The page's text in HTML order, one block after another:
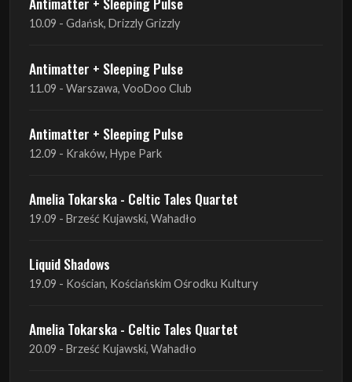
10.09 - Gdańsk, Drizzly Grizzly
Antimatter + Sleeping Pulse
11.09 - Warszawa, VooDoo Club
Antimatter + Sleeping Pulse
12.09 - Kraków, Hype Park
Amelia Tokarska - Celtic Tales Quartet
19.09 - Brześć Kujawski, Wahadło
Liquid Shadows
19.09 - Kościan, Kościańskim Ośrodku Kultury
Amelia Tokarska - Celtic Tales Quartet
20.09 - Brześć Kujawski, Wahadło